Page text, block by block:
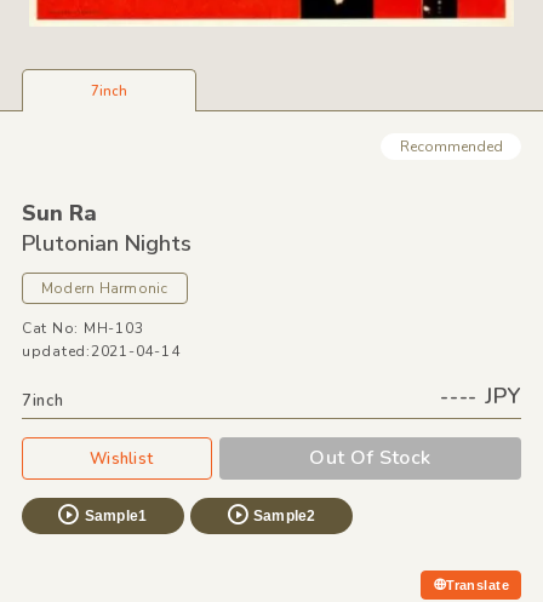
7inch
Recommended
Sun Ra
Plutonian Nights
Modern Harmonic
Cat No: MH-103
updated:2021-04-14
7inch ---- JPY
Wishlist Out Of Stock
Sample1 Sample2
Translate